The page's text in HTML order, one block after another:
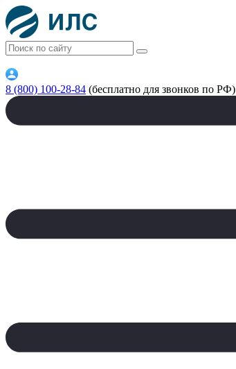
8 (800) 100-28-84 (бесплатно для звонков по РФ)